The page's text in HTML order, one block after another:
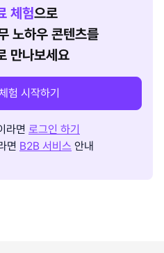
체험으로
노하우 콘텐츠를
만나보세요
험 시작하기
라면 로그인 하기
면 B2B 서비스 안내